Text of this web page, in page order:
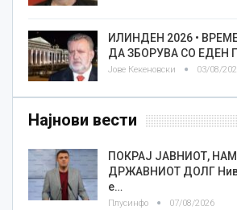
ИЛИНДЕН 2026 •
ДА ЗБОРУВА СО ЕДЕН
Јове Кекеновски 03/08/
Најнови вести
ПОКРАЈ ЈАВНИОТ,
ДРЖАВНИОТ ДОЛГ
е…
Плусинфо 07/08/2026